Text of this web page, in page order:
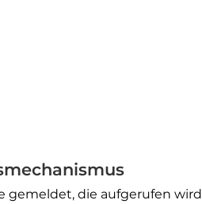
gemeldet, die aufgerufen wird